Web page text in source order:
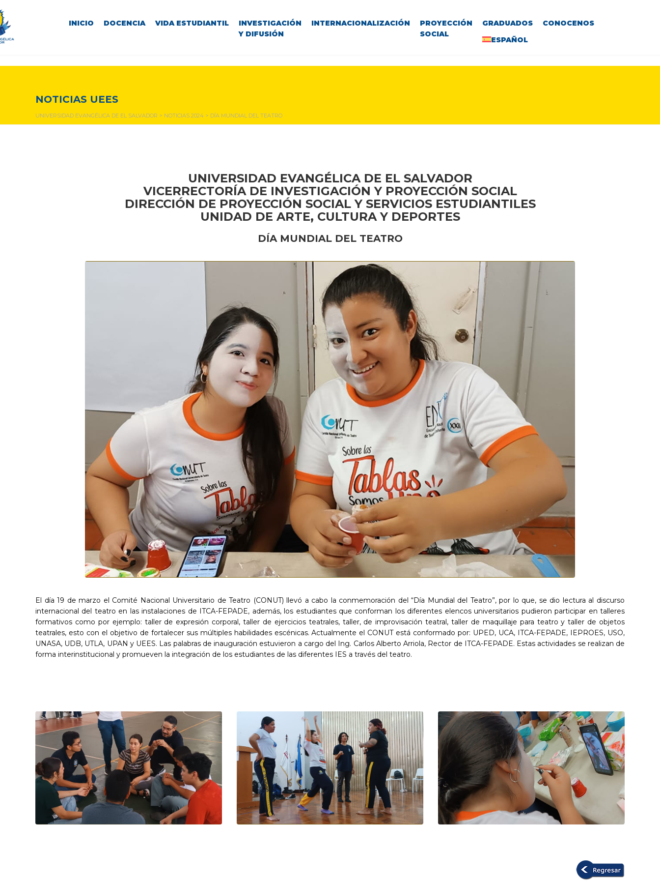
INICIO DOCENCIA VIDA ESTUDIANTIL
INVESTIGACIÓN
Y DIFUSIÓN
INTERNACIONALIZACIÓN
PROYECCIÓN
SOCIAL
GRADUADOS
CONOCENOS
ESPAÑOL
NOTICIAS UEES
UNIVERSIDAD EVANGÉLICA DE EL SALVADOR > NOTICIAS 2024 > DÍA MUNDIAL DEL TEATRO
UNIVERSIDAD EVANGÉLICA DE EL SALVADOR
VICERRECTORÍA DE INVESTIGACIÓN Y PROYECCIÓN SOCIAL
DIRECCIÓN DE PROYECCIÓN SOCIAL Y SERVICIOS ESTUDIANTILES
UNIDAD DE ARTE, CULTURA Y DEPORTES
DÍA MUNDIAL DEL TEATRO
El día 19 de marzo el Comité Nacional Universitario de Teatro (CONUT) llevó a cabo la conmemoración del “Día Mundial del Teatro”, por lo que, se dio lectura al discurso
internacional del teatro en las instalaciones de ITCA-FEPADE, además, los estudiantes que conforman los diferentes elencos universitarios pudieron participar en talleres
formativos como por ejemplo: taller de expresión corporal, taller de ejercicios teatrales, taller, de improvisación teatral, taller de maquillaje para teatro y taller de objetos
teatrales, esto con el objetivo de fortalecer sus múltiples habilidades escénicas. Actualmente el CONUT está conformado por: UPED, UCA, ITCA-FEPADE, IEPROES, USO,
UNASA, UDB, UTLA, UPAN y UEES. Las palabras de inauguración estuvieron a cargo del Ing. Carlos Alberto Arriola, Rector de ITCA-FEPADE. Estas actividades se realizan de
forma interinstitucional y promueven la integración de los estudiantes de las diferentes IES a través del teatro.